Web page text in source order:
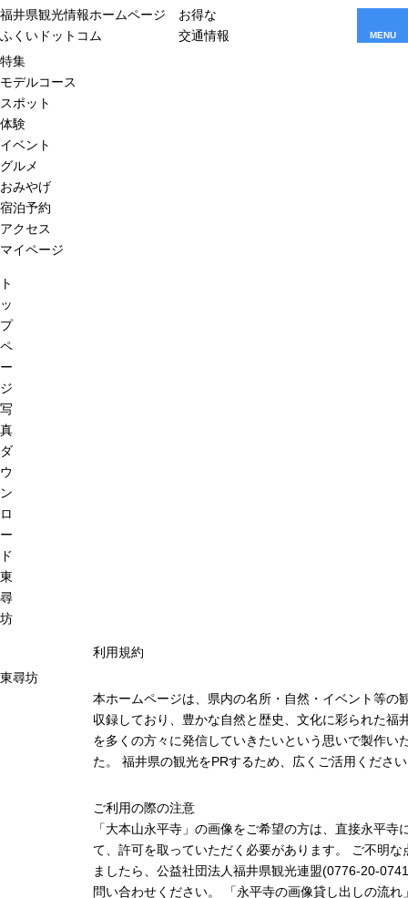
福井県観光情報ホームページ
ふくいドットコム
お得な
交通情報
MENU
特集
モデルコース
スポット
体験
イベント
グルメ
おみやげ
宿泊予約
アクセス
マイページ
ト
ッ
プ
ペ
ー
ジ
写
真
ダ
ウ
ン
ロ
ー
ド
東
尋
坊
東尋坊
利用規約
本ホームページは、県内の名所・自然・イベント等の
収録しており、豊かな自然と歴史、文化に彩られた福
を多くの方々に発信していきたいという思いで製作い
た。 福井県の観光をPRするため、広くご活用くださ
ご利用の際の注意
「大本山永平寺」の画像をご希望の方は、直接永平寺
て、許可を取っていただく必要があります。 ご不明な
ましたら、公益社団法人福井県観光連盟(0776-20-
問い合わせください。 「永平寺の画像貸し出しの流れ